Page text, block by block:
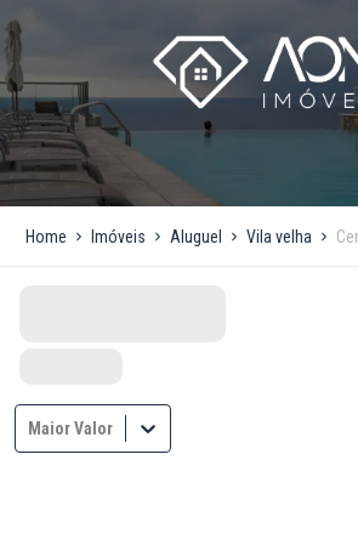
Home Imóveis Aluguel Vila velha
Maior Valor